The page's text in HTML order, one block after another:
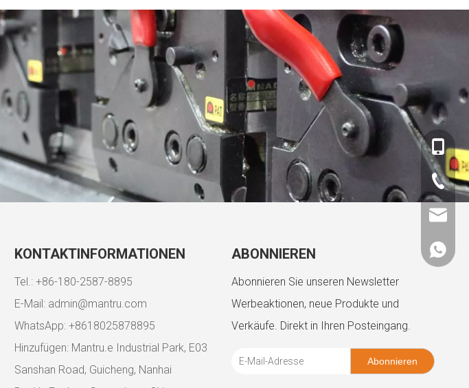
KONTAKTINFORMATIONEN
Tel.: +86-180-2587-8895
E-Mail: admin@mantru.com
WhatsApp: +8618025878895
Hinzufügen: Mantru.e Industrial Park, E03
Sanshan Road, Guicheng, Nanhai
+86-
+86-
ABONNIEREN
Abonnieren Sie unseren Newsletter
Werbeaktionen, neue Produkte und
Verkäufe. Direkt in Ihren Posteingang.
Abonnieren